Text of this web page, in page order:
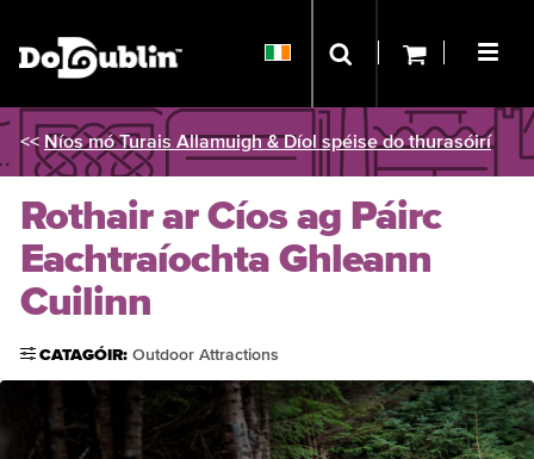
<< Níos mó Turais Allamuigh & Díol spéise do thurasóirí
Rothair ar Cíos ag Páirc
Eachtraíochta Ghleann
Cuilinn
CATAGÓIR: Outdoor Attractions